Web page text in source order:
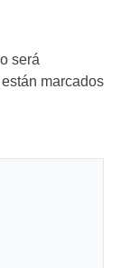
será
marcados